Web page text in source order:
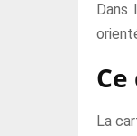
Dans
La